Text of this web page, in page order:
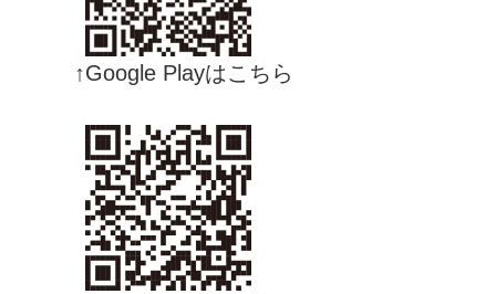
↑Google Playはこちら